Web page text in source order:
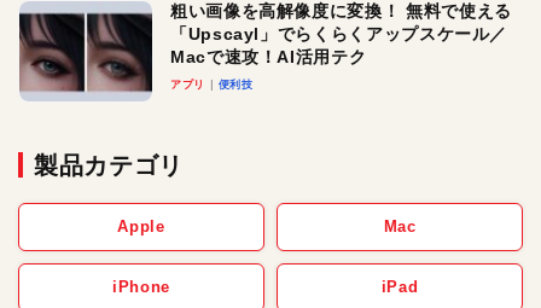
粗い画像を高解像度に変換！ 無料で使える
「Upscayl」でらくらくアップスケール／
Macで速攻！AI活用テク
アプリ 便利技
製品カテゴリ
Apple Mac
iPhone iPad